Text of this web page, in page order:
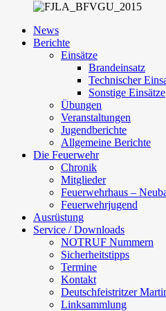
News
Berichte
Einsätze
Brandeinsatz
Technischer
Sonstige Einsätze
Übungen
Veranstaltungen
Jugendberichte
Allgemeine Berichte
Die Feuerwehr
Chronik
Mitglieder
Feuerwehrhaus –
Feuerwehrjugend
Ausrüstung
Service / Downloads
NOTRUF Nummern
Sicherheitstipps
Termine
Kontakt
Deutschfeistritzer
Linksammlung